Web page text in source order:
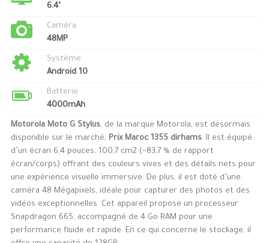
6.4"
Caméra
48MP
Système
Android 10
Batterie
4000mAh
Motorola Moto G Stylus, de la marque Motorola, est désormais
disponible sur le marché, Prix Maroc 1355 dirhams. Il est équipé
d’un écran 6,4 pouces, 100,7 cm2 (~83,7 % de rapport
écran/corps) offrant des couleurs vives et des détails nets pour
une expérience visuelle immersive. De plus, il est doté d’une
caméra 48 Mégapixels, idéale pour capturer des photos et des
vidéos exceptionnelles. Cet appareil propose un processeur
Snapdragon 665, accompagné de 4 Go RAM pour une
performance fluide et rapide. En ce qui concerne le stockage, il